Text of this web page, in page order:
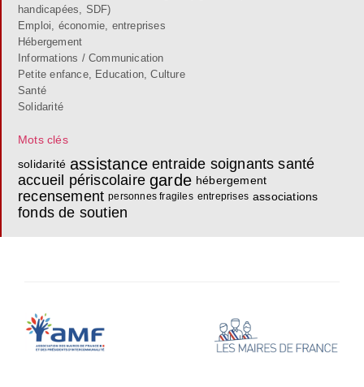
handicapées, SDF)
Emploi, économie, entreprises
Hébergement
Informations / Communication
Petite enfance, Education, Culture
Santé
Solidarité
Mots clés
solidarité assistance entraide soignants santé
accueil périscolaire garde hébergement
recensement personnes fragiles entreprises associations
fonds de soutien